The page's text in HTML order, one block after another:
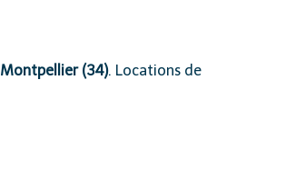
Montpellier (34). Locations de